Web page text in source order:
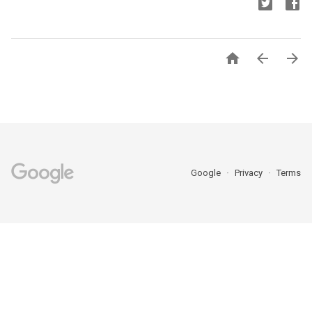
  
Google Privacy Terms